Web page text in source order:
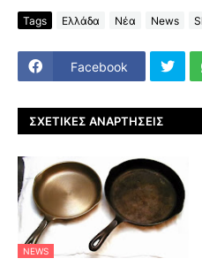
Tags Ελλάδα Νέα News
Facebook
ΣΧΕΤΙΚΈΣ ΑΝΑΡΤΉΣΕΙΣ
NEWS